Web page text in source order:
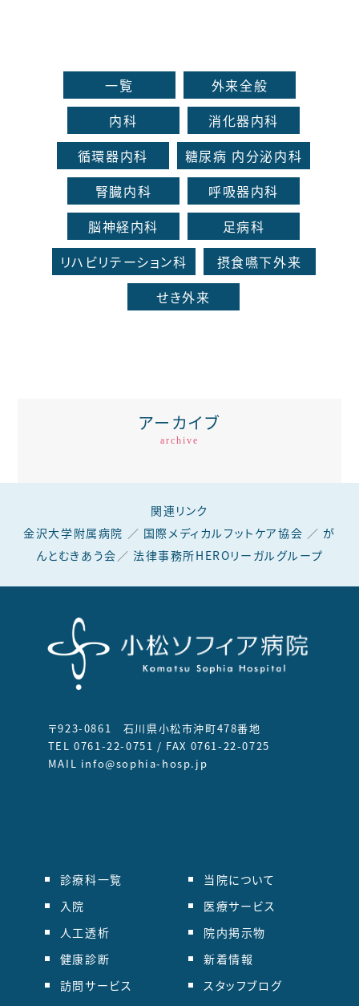
一覧
外来全般
内科
消化器内科
循環器内科
糖尿病 内分泌内科
腎臓内科
呼吸器内科
脳神経内科
足病科
リハビリテーション科
摂食嚥下外来
せき外来
アーカイブ
archive
関連リンク
金沢大学附属病院 ／ 国際メディカルフットケア協会 ／ が
んとむきあう会 ／ 法律事務所HEROリーガルグループ
〒923-0861 石川県小松市沖町478番地
TEL 0761-22-0751 / FAX 0761-22-0725
MAIL info@sophia-hosp.jp
診療科一覧
入院
人工透析
健康診断
訪問サービス
当院について
医療サービス
院内掲示物
新着情報
スタッフブログ